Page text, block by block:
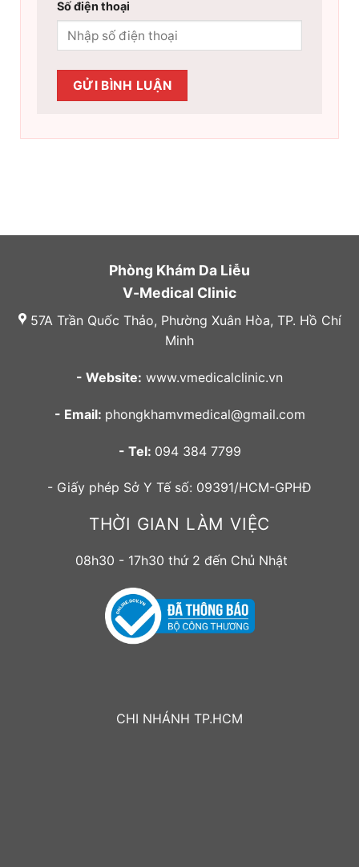
Số điện thoại
Phòng Khám Da Liễu
V-Medical Clinic
57A Trần Quốc Thảo, Phường Xuân Hòa, TP. Hồ Chí
Minh
- Website: www.vmedicalclinic.vn
- Email: phongkhamvmedical@gmail.com
- Tel: 094 384 7799
- Giấy phép Sở Y Tế số: 09391/HCM-GPHĐ
THỜI GIAN LÀM VIỆC
08h30 - 17h30 thứ 2 đến Chủ Nhật
CHI NHÁNH TP.HCM